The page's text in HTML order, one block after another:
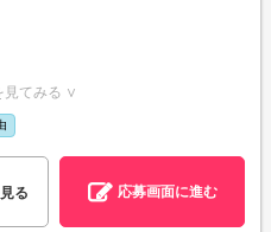
見てみる ∨
る 応募画面に進む